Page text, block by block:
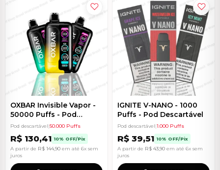
OXBAR Invisible Vapor -
50000 Puffs - Pod
Descartável
Pod descartável|50.000 Puffs
R$ 130,41 10% OFF/Pix
A partir de R$ 144,90 em até 6x sem
juros
IGNITE V-NANO - 1000
Puffs - Pod Descartável
Pod descartável|1.000 Puffs
R$ 39,51 10% OFF/Pix
A partir de R$ 43,90 em até 6x sem
juros